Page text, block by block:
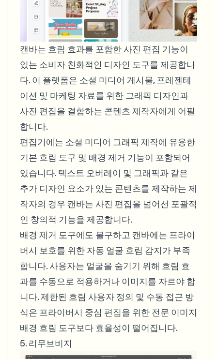
캔바는 흐림 효과를 포함한 사진 편집 기능이
있는 소비자 친화적인 디자인 도구를 제공합니
다. 이 플랫폼은 소셜 미디어 게시물, 프레젠테
이션 및 마케팅 자료를 위한 그래픽 디자인과
사진 편집을 결합하는 콘텐츠 제작자에게 어필
합니다.
편집기에는 소셜 미디어 그래픽 제작에 유용한
기본 흐림 도구 및 배경 제거 기능이 포함되어
있습니다. 텍스트 오버레이 및 그래픽과 같은
추가 디자인 요소가 있는 콘텐츠를 제작하는 제
작자의 경우 캔바는 사진 편집을 넘어선 포괄적
인 창의적 기능을 제공합니다.
배경 제거 도구에도 불구하고 캔바에는 프라이
버시 보호를 위한 자동 얼굴 흐림 감지가 부족
합니다. 사용자는 얼굴을 숨기기 위해 흐림 효
과를 수동으로 적용하거나 이미지를 자르야 합
니다. 제한된 흐림 사용자 정의 및 수동 접근 방
식은 프라이버시 중심 편집을 위한 전문 이미지
배경 흐림 도구보다 효율성이 떨어집니다.
5. 리무브비지